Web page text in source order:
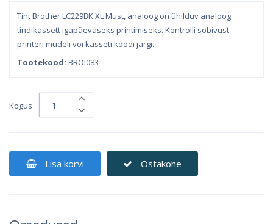
Tint Brother LC229BK XL Must, analoog on ühilduv analoog
tindikassett igapäevaseks printimiseks. Kontrolli sobivust
printeri mudeli või kasseti koodi järgi.
Tootekood: BROI083
Kogus
Lisa korvi Ostakohe